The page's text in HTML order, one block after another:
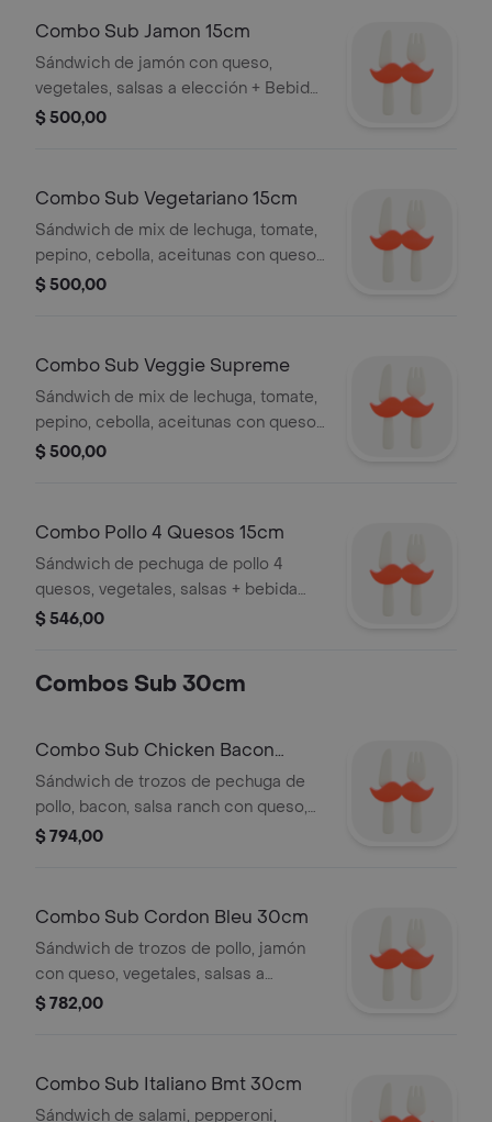
Combo Sub Jamon 15cm
Sándwich de jamón con queso,
vegetales, salsas a elección + Bebida
500ml + Acopañamiento a elección
$ 500,00
Combo Sub Vegetariano 15cm
Sándwich de mix de lechuga, tomate,
pepino, cebolla, aceitunas con queso,
vegetales, salsas a elección + Bebida
$ 500,00
Combo Sub Veggie Supreme
Sándwich de mix de lechuga, tomate,
pepino, cebolla, aceitunas con queso,
vegetales, salsas a elección
$ 500,00
Combo Pollo 4 Quesos 15cm
Sándwich de pechuga de pollo 4
quesos, vegetales, salsas + bebida
500ml + acompañamiento a elección
$ 546,00
Combos Sub 30cm
Combo Sub Chicken Bacon
Ranch 30cm
Sándwich de trozos de pechuga de
pollo, bacon, salsa ranch con queso,
vegetales, salsas a elección + bebida
$ 794,00
Combo Sub Cordon Bleu 30cm
Sándwich de trozos de pollo, jamón
con queso, vegetales, salsas a
elección + bebida 500ml +
$ 782,00
Combo Sub Italiano Bmt 30cm
Sándwich de salami, pepperoni,